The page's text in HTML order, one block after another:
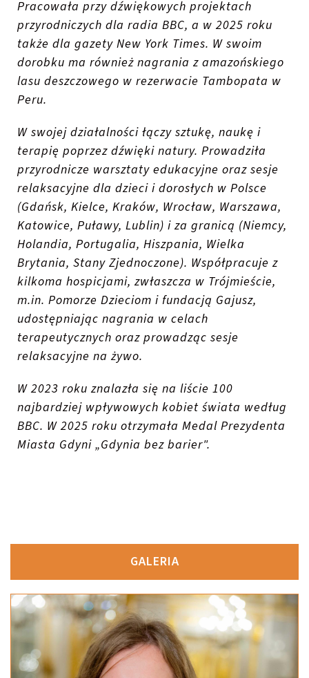
Pracowała przy dźwiękowych projektach
przyrodniczych dla radia BBC, a w 2025 roku
także dla gazety New York Times. W swoim
dorobku ma również nagrania z amazońskiego
lasu deszczowego w rezerwacie Tambopata w
Peru.
W swojej działalności łączy sztukę, naukę i
terapię poprzez dźwięki natury. Prowadziła
przyrodnicze warsztaty edukacyjne oraz sesje
relaksacyjne dla dzieci i dorosłych w Polsce
(Gdańsk, Kielce, Kraków, Wrocław, Warszawa,
Katowice, Puławy, Lublin) i za granicą (Niemcy,
Holandia, Portugalia, Hiszpania, Wielka
Brytania, Stany Zjednoczone). Współpracuje z
kilkoma hospicjami, zwłaszcza w Trójmieście,
m.in. Pomorze Dzieciom i fundacją Gajusz,
udostępniając nagrania w celach
terapeutycznych oraz prowadząc sesje
relaksacyjne na żywo.
W 2023 roku znalazła się na liście 100
najbardziej wpływowych kobiet świata według
BBC. W 2025 roku otrzymała Medal Prezydenta
Miasta Gdyni „Gdynia bez barier".
GALERIA